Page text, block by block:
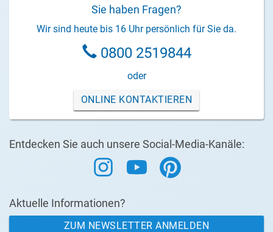
Sie haben Fragen?
Wir sind heute bis 16 Uhr persönlich für Sie da.
0800 2519844
oder
ONLINE KONTAKTIEREN
Entdecken Sie auch unsere Social-Media-Kanäle:
Aktuelle Informationen?
ZUM NEWSLETTER ANMELDEN